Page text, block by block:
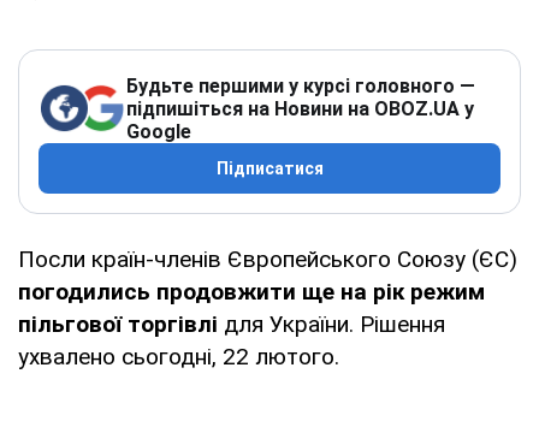
Будьте першими у курсі головного —
підпишіться на Новини на OBOZ.UA у
Google
Підписатися
Посли країн-членів Європейського Союзу (ЄС)
погодились продовжити ще на рік режим
пільгової торгівлі для України. Рішення
ухвалено сьогодні, 22 лютого.